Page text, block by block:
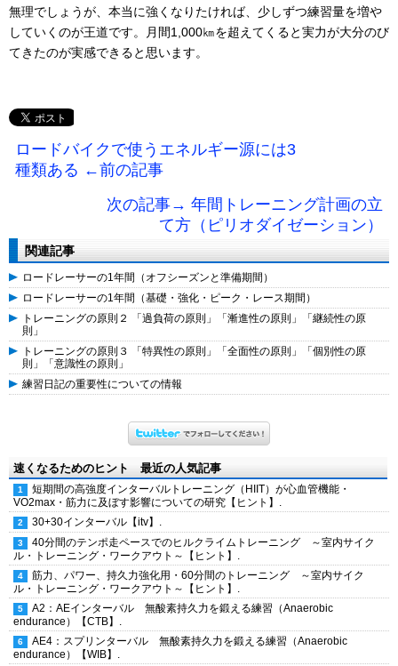
無理でしょうが、本当に強くなりたければ、少しずつ練習量を増や
していくのが王道です。月間1,000㎞を超えてくると実力が大分のび
てきたのが実感できると思います。
ロードバイクで使うエネルギー源には3
種類ある ←前の記事
次の記事→ 年間トレーニング計画の立
て方（ピリオダイゼーション）
関連記事
ロードレーサーの1年間（オフシーズンと準備期間）
ロードレーサーの1年間（基礎・強化・ピーク・レース期間）
トレーニングの原則２ 「過負荷の原則」「漸進性の原則」「継続性の原
則」
トレーニングの原則３ 「特異性の原則」「全面性の原則」「個別性の原
則」「意識性の原則」
練習日記の重要性についての情報
速くなるためのヒント 最近の人気記事
短期間の高強度インターバルトレーニング（HIIT）が心血管機能・
VO2max・筋力に及ぼす影響についての研究【ヒント】.
30+30インターバル【itv】.
40分間のテンポ走ペースでのヒルクライムトレーニング ～室内サイク
ル・トレーニング・ワークアウト～【ヒント】.
筋力、パワー、持久力強化用・60分間のトレーニング ～室内サイク
ル・トレーニング・ワークアウト～【ヒント】.
A2：AEインターバル 無酸素持久力を鍛える練習（Anaerobic
endurance）【CTB】.
AE4：スプリンターバル 無酸素持久力を鍛える練習（Anaerobic
endurance）【WIB】.